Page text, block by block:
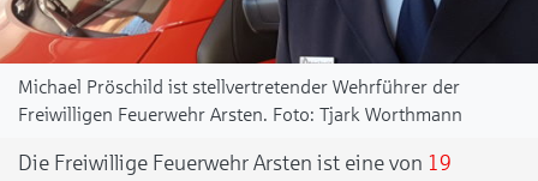
Michael Pröschild ist stellvertretender Wehrführer der
Freiwilligen Feuerwehr Arsten.
Tjark Worthmann
Die Freiwillige Feuerwehr Arsten ist eine von 19